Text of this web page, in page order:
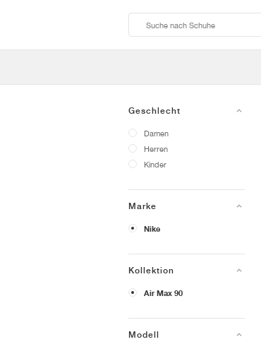
Geschlecht
Damen
Herren
Kinder
Marke
Nike
Kollektion
Air Max 90
Modell